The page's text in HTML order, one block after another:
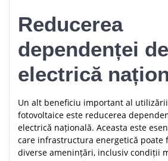
Reducerea
dependenței
electrică
Un alt beneficiu important al
fotovoltaice este reducerea
electrică națională. Aceasta este
care infrastructura energetică poate
diverse amenințări, inclusiv condiții